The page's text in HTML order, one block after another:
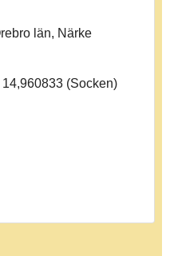
län, Närke
(Socken)